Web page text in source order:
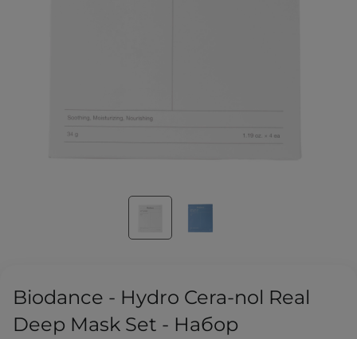
Biodance - Hydro Cera-nol Real
Deep Mask Set - Набор